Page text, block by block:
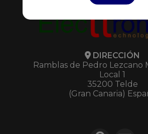
DIRECCIÓN
Ramblas de Pedro Lezcano
Local 1
35200 Telde
(Gran Canaria)